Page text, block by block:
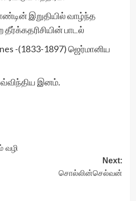
இறுதியில் வாழ்ந்த
பாடல்
-(1833-1897) ஜெர்மானிய
இனம்.
வழி
Next:
சொல்லின்செல்வன்